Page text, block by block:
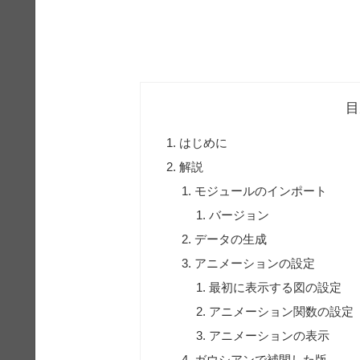
はじめに
解説
モジュールのインポート
バージョン
データの生成
アニメーションの設定
最初に表示する図の設定
アニメーション関数の設定
アニメーションの表示